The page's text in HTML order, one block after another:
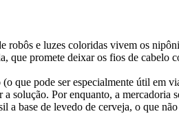
robôs e luzes coloridas vivem os
que promete deixar os fios de cabelo
que pode ser especialmente útil em
solução. Por enquanto, a mercadoria
base de levedo de cerveja, o que